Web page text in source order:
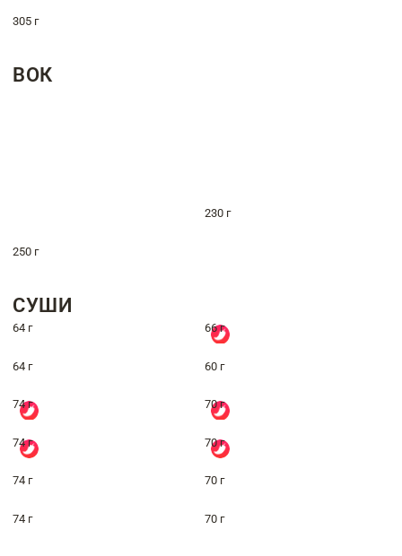
305 г
ВОК
230 г
250 г
СУШИ
64 г 66 г
64 г 60 г
74 г 70 г
74 г 70 г
74 г 70 г
74 г 70 г